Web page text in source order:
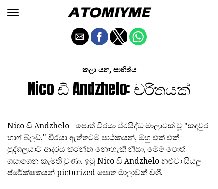
කලා යන, සාහිත්ය
Nico ඩි Andzhelo: චරිතයක්
Nico ඩි Andzhelo - පොත් වීරයා ප්රසිද්ධ මාලාවක් වූ "කඳවුර
හාෆ් බ්ලඩ්." වීරයා ඇත්තටම පාඨකයන්, ඔහු එක් එක්
පුද්ගලයාට ආදරය කරන්න නොහැකි නිසා, මෙම පොත්
ගසාගෙන කැමති වුණා. ඉටු Nico ඩි Andzhelo නළුවා සියලු
ප්රේක්ෂකයන් picturized පොත මාලාවක් වශී.